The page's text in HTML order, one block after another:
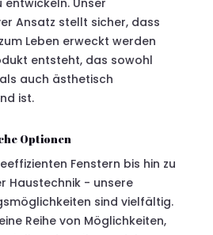
entwickeln. Unser
Ansatz stellt sicher, dass
Leben erweckt werden
entsteht, das sowohl
auch ästhetisch
ist.
Optionen
Fenstern bis hin zu
Haustechnik - unsere
sind vielfältig.
Reihe von Möglichkeiten,